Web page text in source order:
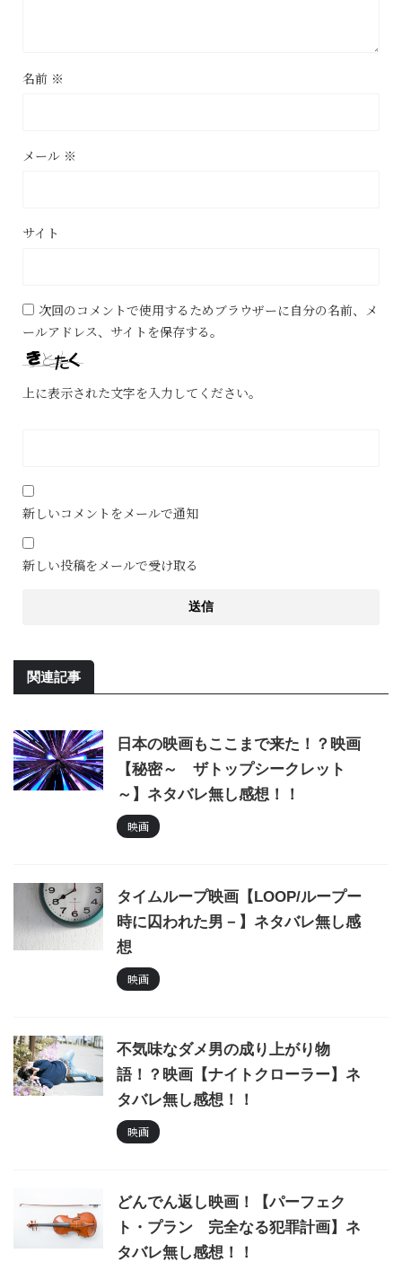
名前 ※
メール ※
サイト
次回のコメントで使用するためブラウザーに自分の名前、メ
ールアドレス、サイトを保存する。
上に表示された文字を入力してください。
新しいコメントをメールで通知
新しい投稿をメールで受け取る
関連記事
日本の映画もここまで来た！？映画
【秘密～ ザトップシークレット
～】ネタバレ無し感想！！
映画
タイムループ映画【LOOP/ループー
時に囚われた男－】ネタバレ無し感
想
映画
不気味なダメ男の成り上がり物
語！？映画【ナイトクローラー】ネ
タバレ無し感想！！
映画
どんでん返し映画！【パーフェク
ト・プラン 完全なる犯罪計画】ネ
タバレ無し感想！！